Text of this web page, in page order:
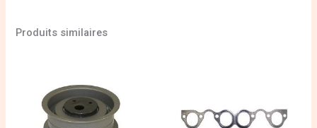
Produits similaires